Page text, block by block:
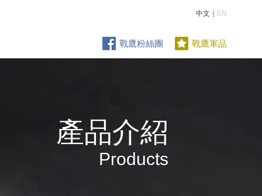
中文｜ EN
戰鷹粉絲團 戰鷹軍品
產品介紹
Products